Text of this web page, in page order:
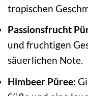
tropischen
Passionsfrucht
und fruchtigen
säuerlichen Note.
Himbeer Püree: